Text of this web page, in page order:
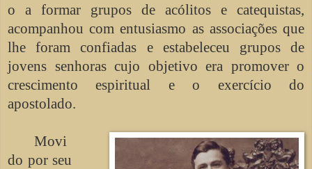
o a formar grupos de acólitos e catequistas,
acompanhou com entusiasmo as associações que
lhe foram confiadas e estabeleceu grupos de
jovens senhoras cujo objetivo era promover o
crescimento espiritual e o exercício do
apostolado.
Movi
do por seu